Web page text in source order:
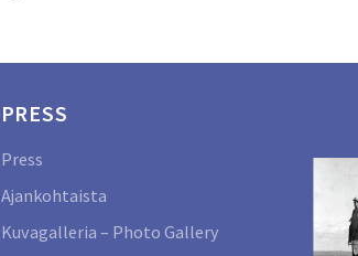
PRESS
Press
Ajankohtaista
Kuvagalleria – Photo Gallery